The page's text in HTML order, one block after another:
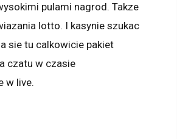
pulami nagrod. Takze
lotto. I kasynie szukac
sie tu calkowicie pakiet
czatu w czasie
w live.